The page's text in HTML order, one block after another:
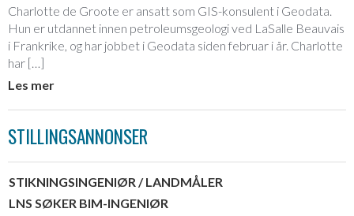
Charlotte de Groote er ansatt som GIS-konsulent i Geodata.
Hun er utdannet innen petroleumsgeologi ved LaSalle Beauvais
i Frankrike, og har jobbet i Geodata siden februar i år. Charlotte
har […]
Les mer
STILLINGSANNONSER
STIKNINGSINGENIØR / LANDMÅLER
LNS SØKER BIM-INGENIØR